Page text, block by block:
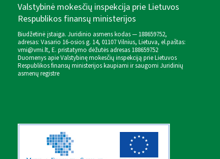
Valstybinė mokesčių inspekcija prie Lietuvos
Respublikos finansų ministerijos
Biudžetinė įstaiga. Juridinio asmens kodas — 188659752,
adresas: Vasario 16-osios g. 14, 01107 Vilnius, Lietuva, el.paštas:
vmi@vmi.lt, E. pristatymo dėžutės adresas 188659752
Duomenys apie Valstybinę mokesčių inspekciją prie Lietuvos
Respublikos finansų ministerijos kaupiami ir saugomi Juridinių
asmenų registre